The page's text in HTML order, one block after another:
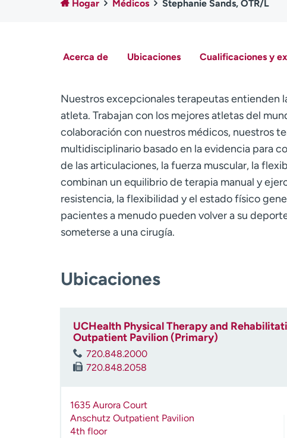
Hogar Médicos Stephanie Sands, OTR/L
Acerca de Ubicaciones Cualificaciones y
Nuestros excepcionales terapeutas entienden
atleta. Trabajan con los mejores atletas del
colaboración con nuestros médicos, nuestros
multidisciplinario basado en la evidencia para
de las articulaciones, la fuerza muscular, la
combinan un equilibrio de terapia manual y
resistencia, la flexibilidad y el estado físico
pacientes a menudo pueden volver a su
someterse a una cirugía.
Ubicaciones
UCHealth Physical Therapy and
Outpatient Pavilion (Primary)
720.848.2000
720.848.2058
1635 Aurora Court
Anschutz Outpatient Pavilion
4th floor